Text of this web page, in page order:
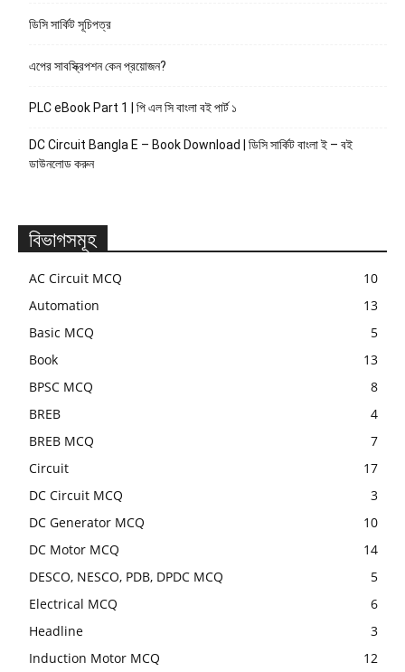
ডিসি সার্কিট সূচিপত্র
এপের সাবস্ক্রিপশন কেন প্রয়োজন?
PLC eBook Part 1 | পি এল সি বাংলা বই পার্ট ১
DC Circuit Bangla E – Book Download | ডিসি সার্কিট বাংলা ই – বই
ডাউনলোড করুন
বিভাগসমূহ
AC Circuit MCQ
10
Automation
13
Basic MCQ
5
Book
13
BPSC MCQ
8
BREB
4
BREB MCQ
7
Circuit
17
DC Circuit MCQ
3
DC Generator MCQ
10
DC Motor MCQ
14
DESCO, NESCO, PDB, DPDC MCQ
5
Electrical MCQ
6
Headline
3
Induction Motor MCQ
12